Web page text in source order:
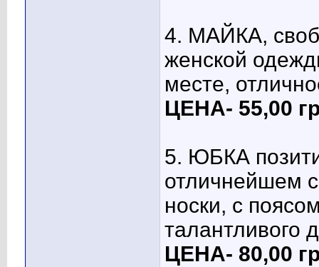
4. МАЙКА,
женской
месте,
ЦЕНА- 55,00
5. ЮБКА
отличнейшем
носки, с
талантливого
ЦЕНА- 80,00